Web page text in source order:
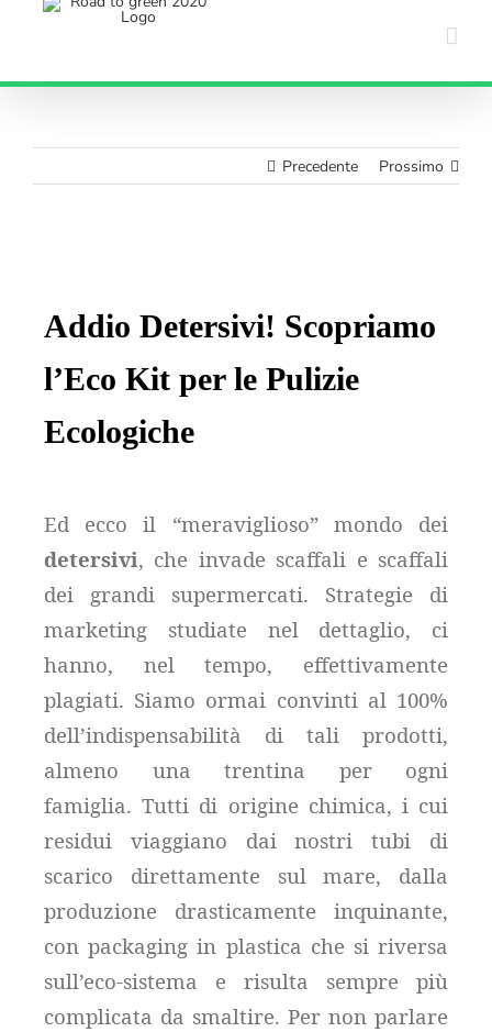
Precedente Prossimo
Addio Detersivi! Scopriamo
l’Eco Kit per le Pulizie
Ecologiche
Ed ecco il “meraviglioso” mondo dei
detersivi, che invade scaffali e scaffali
dei grandi supermercati. Strategie di
marketing studiate nel dettaglio, ci
hanno, nel tempo, effettivamente
plagiati. Siamo ormai convinti al 100%
dell’indispensabilità di tali prodotti,
almeno una trentina per ogni
famiglia.Tutti di origine chimica, i cui
residui viaggiano dai nostri tubi di
scarico direttamente sul mare, dalla
produzione drasticamente inquinante,
con packaging in plastica che si riversa
sull’eco-sistema e risulta sempre più
complicata da smaltire. Per non parlare